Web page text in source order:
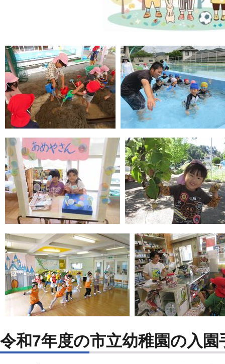
令和7年度の市立幼稚園の入